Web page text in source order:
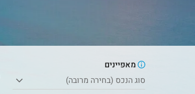
מאפיינים
סוג הנכס (בחירה מרובה)